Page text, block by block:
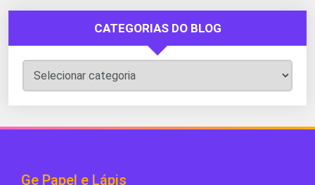
CATEGORIAS DO BLOG
Categorias
do
Blog
Ge Papel e Lápis